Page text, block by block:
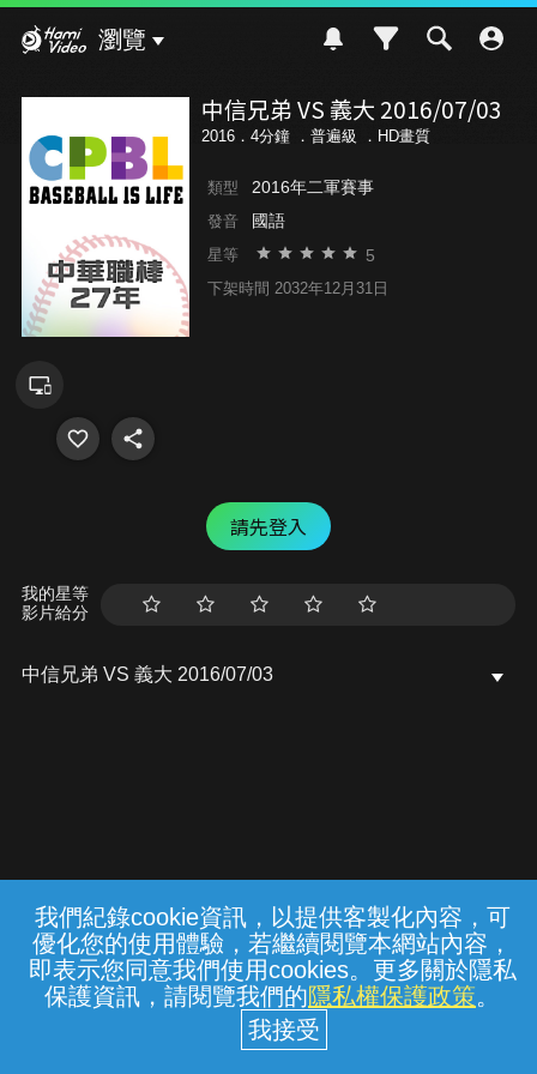
我們紀錄cookie資訊，以提供客製化內容，可
優化您的使用體驗，若繼續閱覽本網站內容，
即表示您同意我們使用cookies。更多關於隱私
保護資訊，請閱覽我們的隱私權保護政策。
瀏覽
中信兄弟 VS 義大 2016/07/03
2016．4分鐘 ． 普遍級 ．HD畫質
類型 2016年二軍賽事
發音 國語
星等 5
下架時間 2032年12月31日
請先登入
我的星等
影片給分
中信兄弟 VS 義大 2016/07/03
常見問題 線上客服 服務條款 隱私權保護
中華電信股份有限公司個人家庭分公司
(統一編號：96979949) © 2026
{{notifyMsg}}